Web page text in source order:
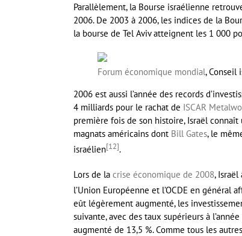
Parallèlement, la Bourse israélienne
2006. De 2003 à 2006, les indices de la
la bourse de Tel Aviv atteignent les 1 000
Forum économique mondial, Conseil
2006 est aussi l’année des records
4 milliards pour le rachat de ISCAR
première fois de son histoire, Israël
magnats américains dont Bill Gates, le
israélien[12].
Lors de la crise économique de 2008, Israël
l’Union Européenne et l’OCDE en général
eût légèrement augmenté, les
suivante, avec des taux supérieurs à
augmenté de 13,5 %. Comme tous les